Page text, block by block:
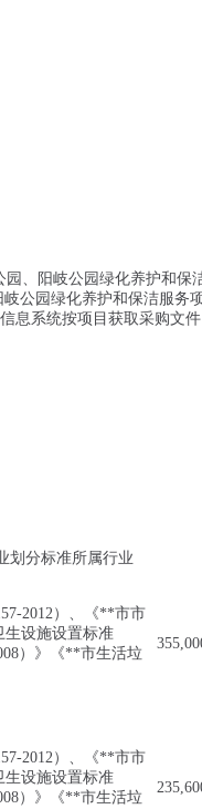
、阳岐公园绿化养护和保
公园绿化养护和保洁服务
息系统按项目获取采购文
划分标准所属行业
2012）、《**市市
生设施设置标准
）》《**市生活垃
2012）、《**市市
生设施设置标准
）》《**市生活垃